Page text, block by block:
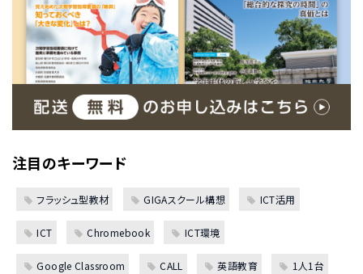
注目のキーワード
フラッシュ型教材 GIGAスクール構想 ICT活用
ICT Chromebook ICT環境
Google Classroom CALL 英語教育 1人1台